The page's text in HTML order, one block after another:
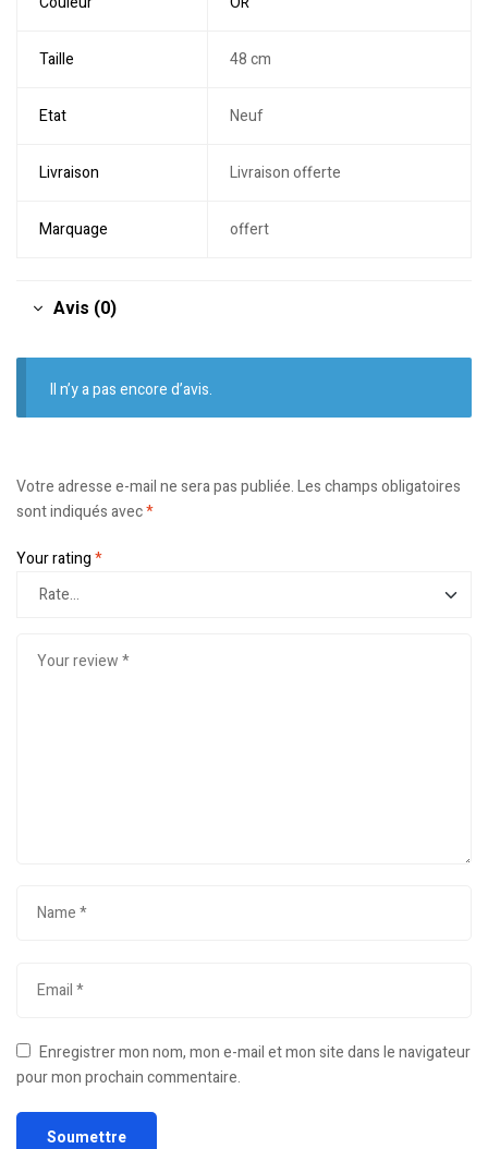
Taille 48 cm
Etat Neuf
Livraison Livraison offerte
Marquage offert
Avis (0)
Il n’y a pas encore d’avis.
Votre adresse e-mail ne sera pas publiée.Les champs obligatoires
sont indiqués avec*
Your rating*
Enregistrer mon nom, mon e-mail et mon site dans le navigateur
pour mon prochain commentaire.